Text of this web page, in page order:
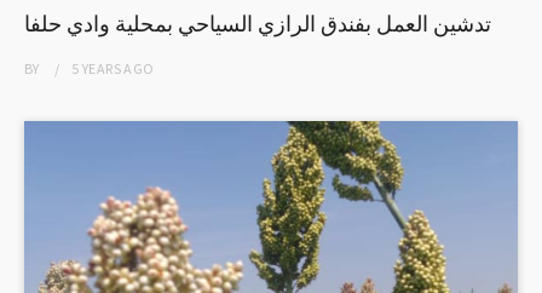
تدشين العمل بفندق الرازي السياحي بمحلية وادي حلفا
BY 5 YEARSAGO